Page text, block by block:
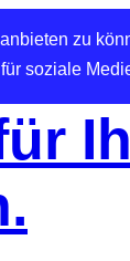
zu
soziale